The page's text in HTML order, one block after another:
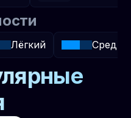
Лёгкий